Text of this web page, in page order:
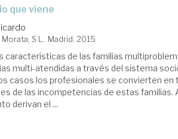
que viene
S.L.. Madrid, 2015
características de las familias
multi-atendidas a través del sistema
casos los profesionales se convierten en
de las incompetencias de estas familias.
derivan el ...